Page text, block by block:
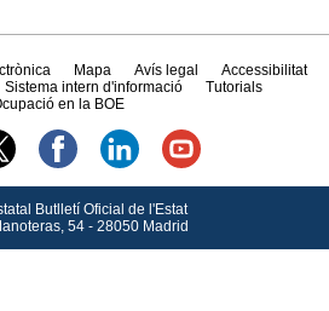
Mapa Avís legal
Accessibilitat
Sistema intern d'informació
Tutorials
en la BOE
Butlletí Oficial de l'Estat
54 - 28050 Madrid